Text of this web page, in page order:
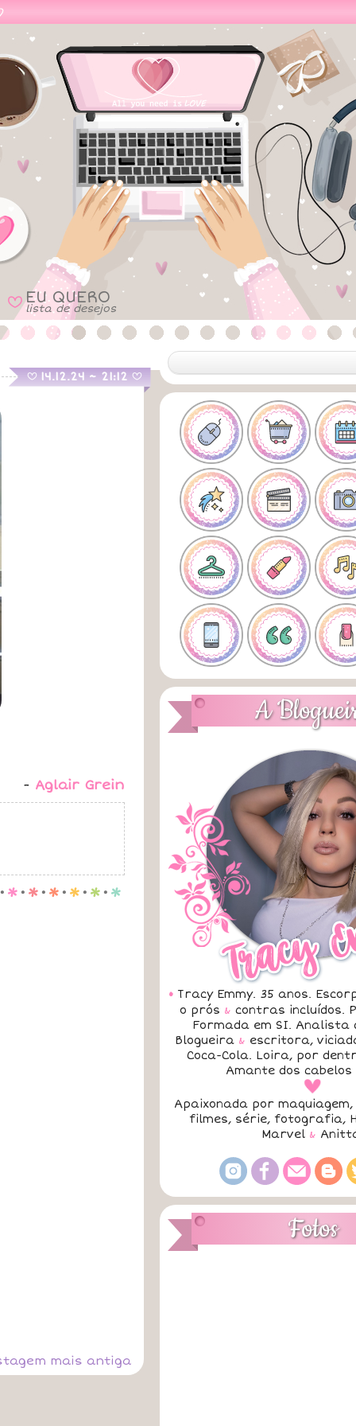
B EU QUERO
lista de desejos
B 14.12.24 ~ 21:12 B
- Aglair Grein
. p . p . p . p . p . p
mais antiga
A
• Tracy Emmy. 35 anos.
o prós & contras incluídos.
Formada em SI. Analista
Blogueira & escritora,
Coca-Cola. Loira, por
Amante dos
a
Apaixonada por maquiagem,
filmes, série, fotografia,
Marvel &
Fotos